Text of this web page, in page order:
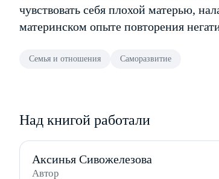
чувствовать себя плохой матерью,
материнском опыте повторения
Семья и отношения Саморазвитие
Над книгой работали
Аксинья Сивожелезова
Автор